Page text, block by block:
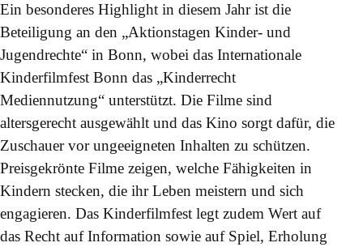
Ein besonderes Highlight in diesem Jahr ist die
Beteiligung an den „Aktionstagen Kinder- und
Jugendrechte“ in Bonn, wobei das Internationale
Kinderfilmfest Bonn das „Kinderrecht
Mediennutzung“ unterstützt. Die Filme sind
altersgerecht ausgewählt und das Kino sorgt dafür, die
Zuschauer vor ungeeigneten Inhalten zu schützen.
Preisgekrönte Filme zeigen, welche Fähigkeiten in
Kindern stecken, die ihr Leben meistern und sich
engagieren. Das Kinderfilmfest legt zudem Wert auf
das Recht auf Information sowie auf Spiel, Erholung